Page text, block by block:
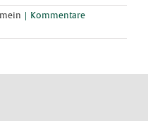
Kommentare